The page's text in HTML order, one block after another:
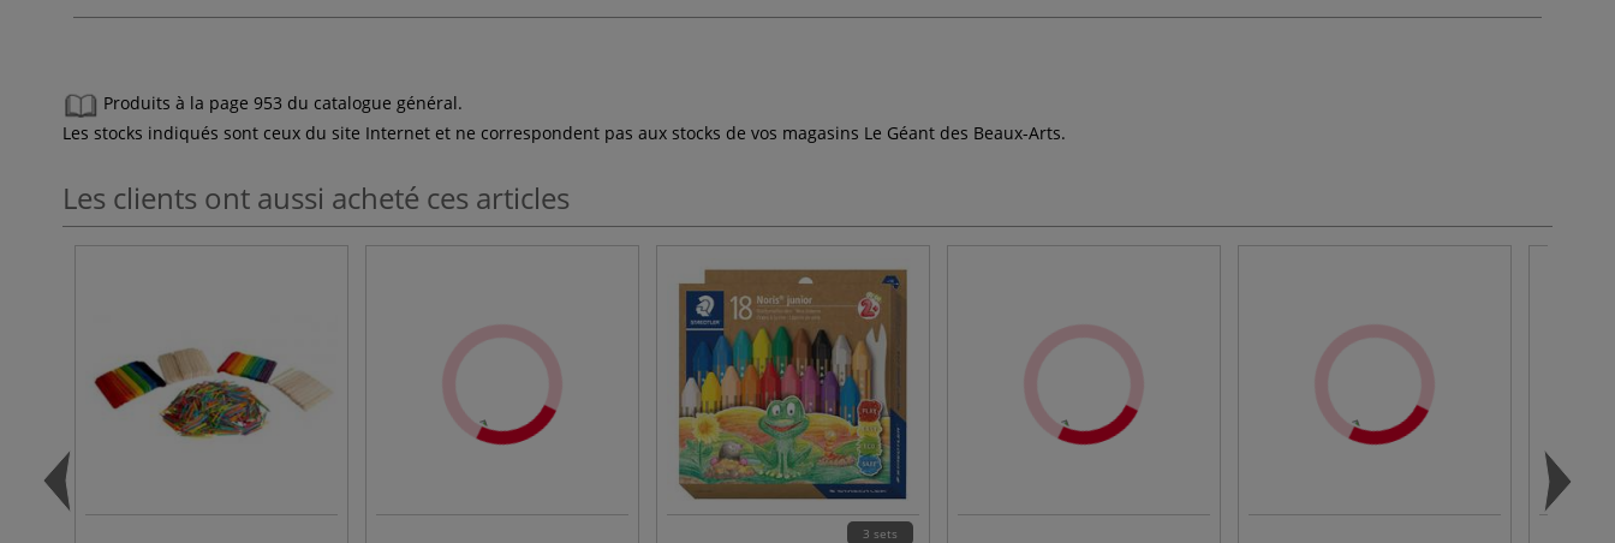
Produits à la page 953 du catalogue général.
Les stocks indiqués sont ceux du site Internet et ne correspondent pas aux stocks de vos magasins Le Géant des Beaux-Arts.
Les clients ont aussi acheté ces articles
3 sets